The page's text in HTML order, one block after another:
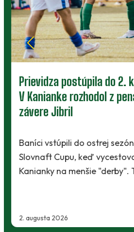
Prievidza postúpila do 2.
V Kanianke rozhodol z
závere Jibril
2. augusta 2026
Baníci vstúpili do ostrej
Slovnaft Cupu, keď
Kanianky na menšie